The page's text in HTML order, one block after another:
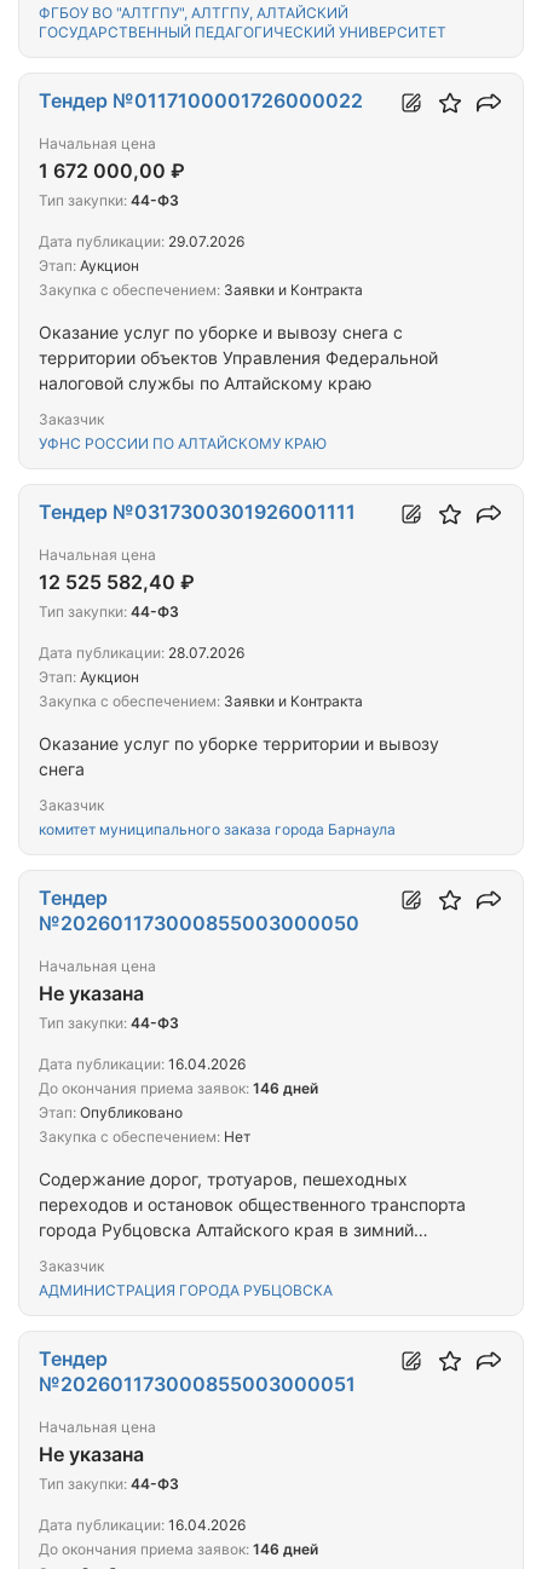
ФГБОУ ВО "АЛТГПУ", АЛТГПУ, АЛТАЙСКИЙ
ГОСУДАРСТВЕННЫЙ ПЕДАГОГИЧЕСКИЙ УНИВЕРСИТЕТ
Оказание услуг по уборке и вывозу снега с
территории объектов Управления Федеральной
налоговой службы по Алтайскому краю
Заказчик
УФНС РОССИИ ПО АЛТАЙСКОМУ КРАЮ
Тендер №0117100001726000022
Начальная цена
1 672 000,00 ₽
Тип закупки: 44-ФЗ
Дата публикации: 29.07.2026
Этап: Аукцион
Закупка с обеспечением: Заявки и Контракта
Оказание услуг по уборке территории и вывозу
снега
Заказчик
комитет муниципального заказа города Барнаула
Тендер №0317300301926001111
Начальная цена
12 525 582,40 ₽
Тип закупки: 44-ФЗ
Дата публикации: 28.07.2026
Этап: Аукцион
Закупка с обеспечением: Заявки и Контракта
Содержание дорог, тротуаров, пешеходных
переходов и остановок общественного транспорта
города Рубцовска Алтайского края в зимний
Заказчик
АДМИНИСТРАЦИЯ ГОРОДА РУБЦОВСКА
Тендер
№202601173000855003000050
Начальная цена
Не указана
Тип закупки: 44-ФЗ
Дата публикации: 16.04.2026
До окончания приема заявок: 146 дней
Этап: Опубликовано
Закупка с обеспечением: Нет
Тендер
№202601173000855003000051
Начальная цена
Не указана
Тип закупки: 44-ФЗ
Дата публикации: 16.04.2026
До окончания приема заявок: 146 дней